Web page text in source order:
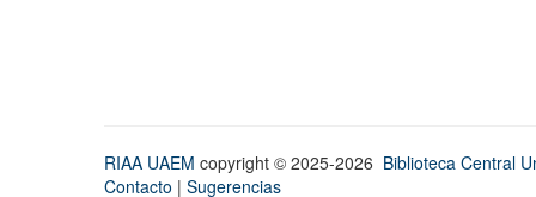
RIAA UAEM copyright © 2025-2026 Biblioteca Central
Contacto | Sugerencias